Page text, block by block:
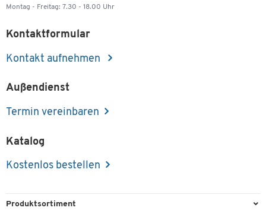
Montag - Freitag: 7.30 - 18.00 Uhr
Kontaktformular
Kontakt aufnehmen
Außendienst
Termin vereinbaren
Katalog
Kostenlos bestellen
Produktsortiment